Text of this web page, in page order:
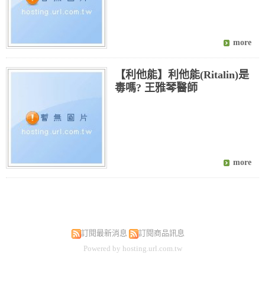
【利他能】利他能(Ritalin)是
毒嗎? 王雅琴醫師
訂閱最新消息
訂閱商品訊息
Powered by hosting.url.com.tw